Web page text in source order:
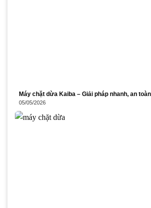
Máy chặt dừa Kaiba – Giải pháp nhanh, an toàn
05/05/2026